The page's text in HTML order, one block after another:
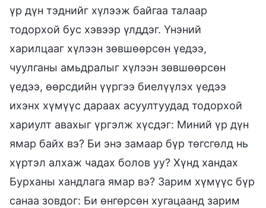
үр дүн тэднийг хүлээж байгаа талаар
тодорхой бус хэвээр үлддэг. Үнэний
харилцааг хүлээн зөвшөөрсөн үедээ,
чуулганы амьдралыг хүлээн зөвшөөрсөн
үедээ, өөрсдийн үүргээ биелүүлэх үедээ
ихэнх хүмүүс дараах асуултуудад тодорхой
хариулт авахыг үргэлж хүсдэг: Миний үр дүн
ямар байх вэ? Би энэ замаар бүр төгсгөлд нь
хүртэл алхаж чадах болов уу? Хүнд хандах
Бурханы хандлага ямар вэ? Зарим хүмүүс бүр
санаа зовдог: Би өнгөрсөн хугацаанд зарим